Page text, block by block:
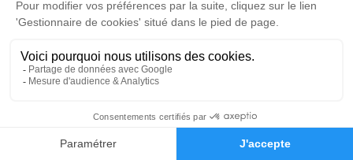
Faire-part Hommages
Je rends hommage
Crémation
Crématorium de Tergnier Cœur de L’aisne de
Tergnier